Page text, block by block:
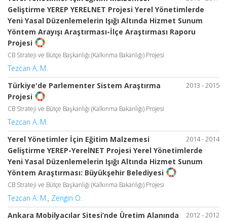
Geliştirme YEREP YERELNET Projesi Yerel Yönetimlerde
Yeni Yasal Düzenlemelerin Işığı Altında Hizmet Sunum
Yöntem Arayışı Araştırması-İlçe Araştırması Raporu
Projesi
CB Strateji ve Bütçe Başkanlığı (Kalkınma Bakanlığı) Projesi
Tezcan A. M.
2013 - 2015
Türkiye'de Parlementer Sistem Araştırma
Projesi
CB Strateji ve Bütçe Başkanlığı (Kalkınma Bakanlığı) Projesi
Tezcan A. M.
2014 - 2014
Yerel Yönetimler İçin Eğitim Malzemesi
Geliştirme YEREP-YerelNET Projesi Yerel Yönetimlerde
Yeni Yasal Düzenlemelerin Işığı Altında Hizmet Sunum
Yöntem Araştırması: Büyükşehir Belediyesi
CB Strateji ve Bütçe Başkanlığı (Kalkınma Bakanlığı) Projesi
Tezcan A. M., Zengin O.
2012 - 2012
Ankara Mobilyacılar Sitesi’nde Üretim Alanında